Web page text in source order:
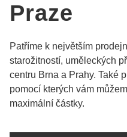
Praze
Patříme k největším
starožitností, uměleckých
centru Brna a Prahy. Také
pomocí kterých vám
maximální částky.